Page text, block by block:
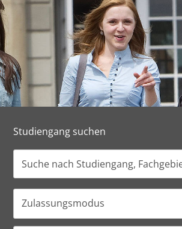
Studiengang suchen
Zulassungsmodus